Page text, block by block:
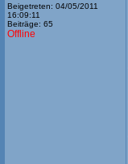
Beigetreten: 04/05/2011
16:09:11
Beiträge: 65
Offline